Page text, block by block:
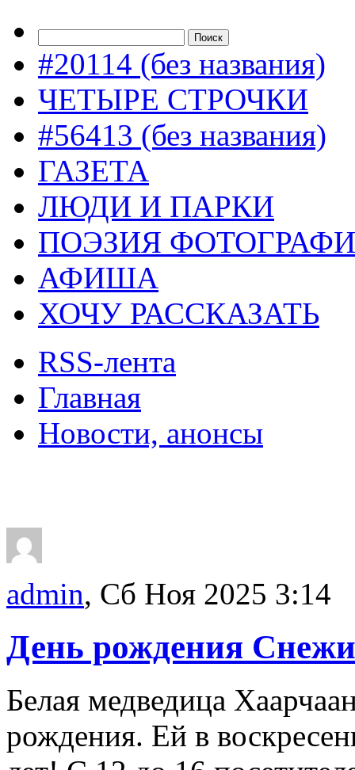
#20114 (без названия)
ЧЕТЫРЕ СТРОЧКИ
#56413 (без названия)
ГАЗЕТА
ЛЮДИ И ПАРКИ
ПОЭЗИЯ
АФИША
ХОЧУ РАССКАЗАТЬ
RSS-лента
Главная
Новости, анонсы
admin, Сб Ноя 2025 3:14
День рождения
Белая медведица
рождения. Ей в